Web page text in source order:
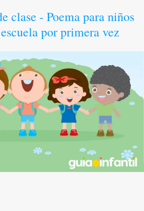
clase - Poema para niños
por primera vez